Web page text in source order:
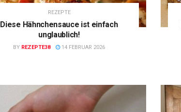
REZEPTE
Diese Hähnchensauce ist einfach
unglaublich!
BY REZEPTE38 14 FEBRUAR 2026